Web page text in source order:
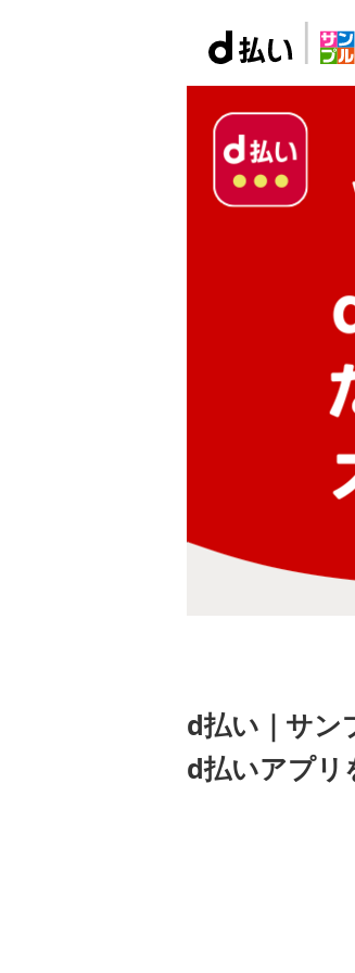
d払い｜サン
d払いアプリ